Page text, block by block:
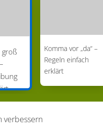
groß
Komma vor „da“ –
Regeln einfach
erklärt
verbessern